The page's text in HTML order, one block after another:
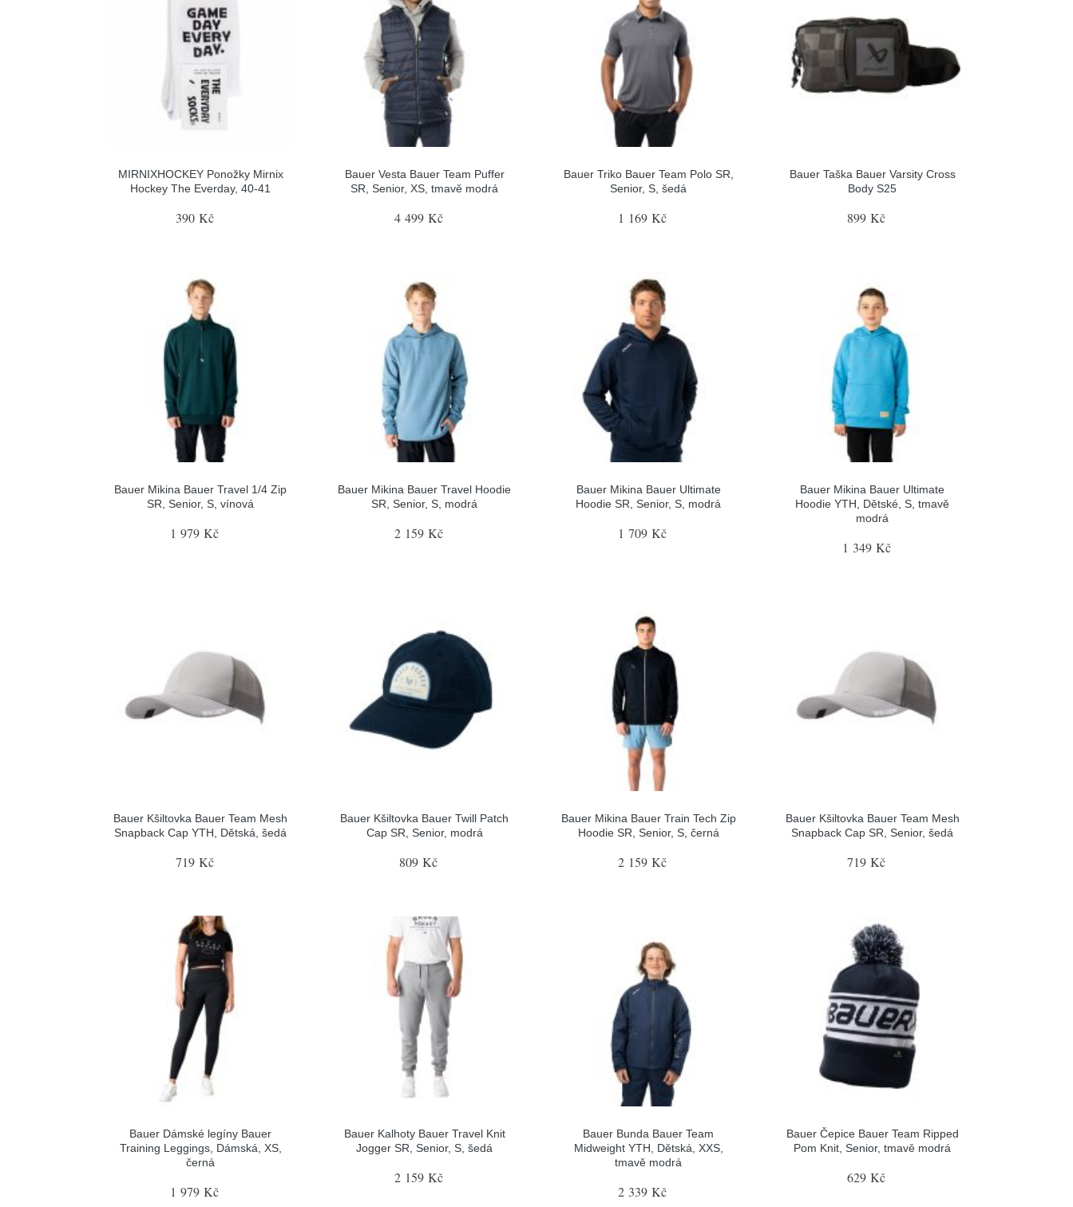
MIRNIXHOCKEY Ponožky Mirnix
Hockey The Everday, 40-41
390 Kč
Bauer Vesta Bauer Team Puffer
SR, Senior, XS, tmavě modrá
4 499 Kč
Bauer Triko Bauer Team Polo SR,
Senior, S, šedá
1 169 Kč
Bauer Taška Bauer Varsity Cross
Body S25
899 Kč
Bauer Mikina Bauer Travel 1/4 Zip
SR, Senior, S, vínová
1 979 Kč
Bauer Mikina Bauer Travel Hoodie
SR, Senior, S, modrá
2 159 Kč
Bauer Mikina Bauer Ultimate
Hoodie SR, Senior, S, modrá
1 709 Kč
Bauer Mikina Bauer Ultimate
Hoodie YTH, Dětské, S, tmavě
modrá
1 349 Kč
Bauer Kšiltovka Bauer Team Mesh
Snapback Cap YTH, Dětská, šedá
719 Kč
Bauer Kšiltovka Bauer Twill Patch
Cap SR, Senior, modrá
809 Kč
Bauer Mikina Bauer Train Tech Zip
Hoodie SR, Senior, S, černá
2 159 Kč
Bauer Kšiltovka Bauer Team Mesh
Snapback Cap SR, Senior, šedá
719 Kč
Bauer Dámské legíny Bauer
Training Leggings, Dámská, XS,
černá
1 979 Kč
Bauer Kalhoty Bauer Travel Knit
Jogger SR, Senior, S, šedá
2 159 Kč
Bauer Bunda Bauer Team
Midweight YTH, Dětská, XXS,
tmavě modrá
2 339 Kč
Bauer Čepice Bauer Team Ripped
Pom Knit, Senior, tmavě modrá
629 Kč